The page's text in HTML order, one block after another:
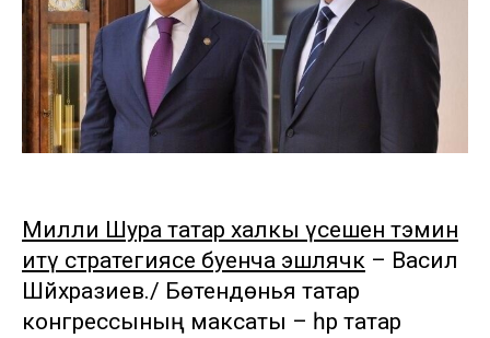
Милли Шура татар халкы үсешен тәэмин
итү стратегиясе буенча эшләячәк – Васил
Шәйхразиев./ Бөтендөнья татар
конгрессының максаты – һәр татар